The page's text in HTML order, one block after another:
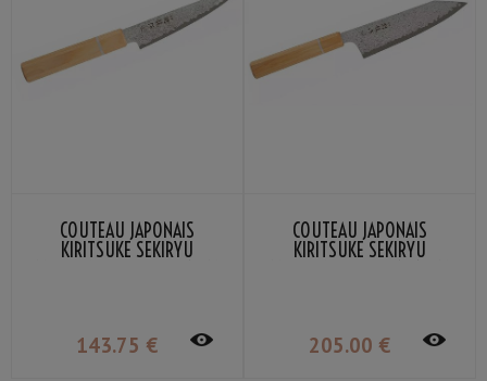
COUTEAU JAPONAIS
KIRITSUKE SEKIRYU
143.75 €
COUTEAU JAPONAIS
KIRITSUKE SEKIRYU
205.00 €